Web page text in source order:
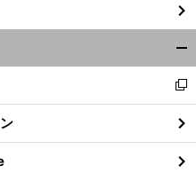
閉
る
新
し
い
ウ
ィ